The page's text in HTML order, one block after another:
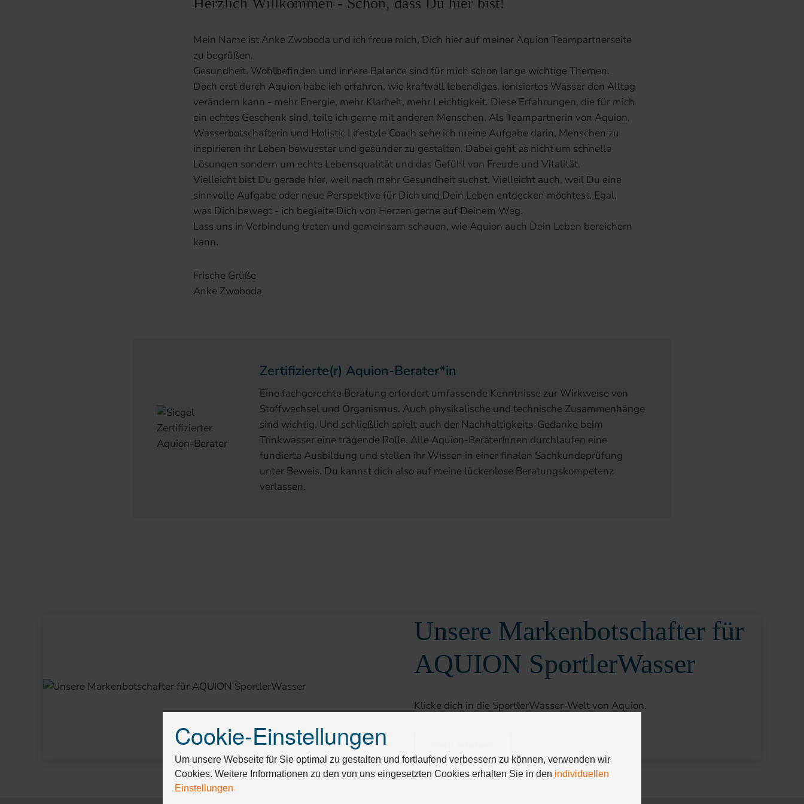
Mein Name ist Anke Zwoboda und ich freue mich, Dich hier auf meiner Aquion Teampartnerseite
zu begrüßen.
Gesundheit, Wohlbefinden und innere Balance sind für mich schon lange wichtige Themen.
Doch erst durch Aquion habe ich erfahren, wie kraftvoll lebendiges, ionisiertes Wasser den Alltag
verändern kann - mehr Energie, mehr Klarheit, mehr Leichtigkeit. Diese Erfahrungen, die für mich
ein echtes Geschenk sind, teile ich gerne mit anderen Menschen. Als Teampartnerin von Aquion,
Wasserbotschafterin und Holistic Lifestyle Coach sehe ich meine Aufgabe darin, Menschen zu
inspirieren ihr Leben bewusster und gesünder zu gestalten. Dabei geht es nicht um schnelle
Lösungen sondern um echte Lebensqualität und das Gefühl von Freude und Vitalität.
Vielleicht bist Du gerade hier, weil nach mehr Gesundheit suchst. Vielleicht auch, weil Du eine
sinnvolle Aufgabe oder neue Perspektive für Dich und Dein Leben entdecken möchtest. Egal,
was Dich bewegt - ich begleite Dich von Herzen gerne auf Deinem Weg.
Lass uns in Verbindung treten und gemeinsam schauen, wie Aquion auch Dein Leben bereichern
kann.
Frische Grüße
Anke Zwoboda
Zertifizierte(r) Aquion-Berater*in
Eine fachgerechte Beratung erfordert umfassende Kenntnisse zur Wirkweise von
Stoffwechsel und Organismus. Auch physikalische und technische Zusammenhänge
sind wichtig. Und schließlich spielt auch der Nachhaltigkeits-Gedanke beim
Trinkwasser eine tragende Rolle. Alle Aquion-BeraterInnen durchlaufen eine
fundierte Ausbildung und stellen ihr Wissen in einer finalen Sachkundeprüfung
unter Beweis. Du kannst dich also auf meine lückenlose Beratungskompetenz
verlassen.
Unsere Markenbotschafter für
AQUION SportlerWasser
Klicke dich in die SportlerWasser-Welt von Aquion.
Drücken
Sie
Tab,
um
durch
Cookie-Einstellungen
Um unsere Webseite für Sie optimal zu gestalten und fortlaufend verbessern zu können, verwenden wir
Cookies. Weitere Informationen zu den von uns eingesetzten Cookies erhalten Sie in den individuellen
Einstellungen